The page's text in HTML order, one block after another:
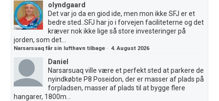
olyndgaard
Det var jo da en giod ide, men mon ikke SFJ er et
bedre sted..SFJ har jo i forvejen faciliteterne og det
kræver nok ikke lige så store investeringer på
jorden, som det...
Narsarsuaq får sin lufthavn tilbage ·4. August 2026
Daniel
Narsarsuaq ville være et perfekt sted at parkere de
nyindkøbte P8 Poseidon, der er masser af plads på
forpladsen, masser af plads til at bygge flere
hangarer, 1800m...